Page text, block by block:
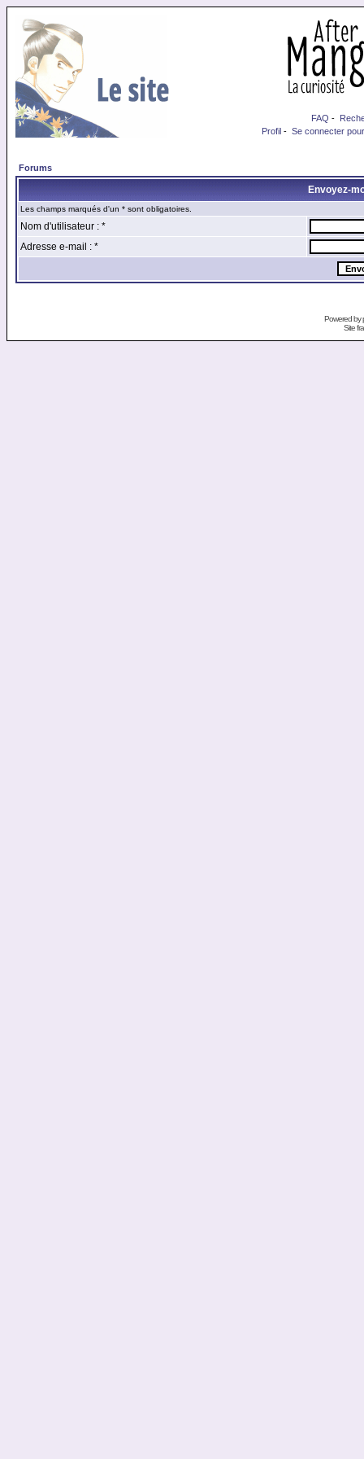
FAQ -
Profil - Se connecter
Forums
Envoyez-
Les champs marqués d'un * sont obligatoires.
Nom d'utilisateur : *
Adresse e-mail : *
Powered by
Site